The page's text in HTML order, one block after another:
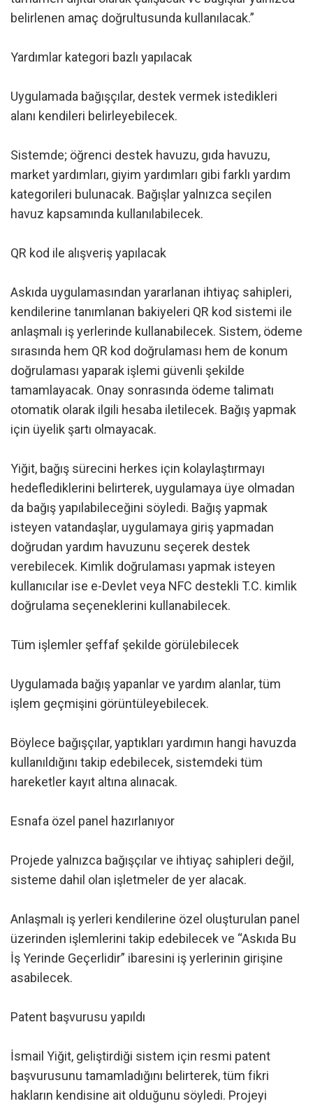
belirlenen amaç doğrultusunda kullanılacak.”
Yardımlar kategori bazlı yapılacak
Uygulamada bağışçılar, destek vermek istedikleri
alanı kendileri belirleyebilecek.
Sistemde; öğrenci destek havuzu, gıda havuzu,
market yardımları, giyim yardımları gibi farklı yardım
kategorileri bulunacak. Bağışlar yalnızca seçilen
havuz kapsamında kullanılabilecek.
QR kod ile alışveriş yapılacak
Askıda uygulamasından yararlanan ihtiyaç sahipleri,
kendilerine tanımlanan bakiyeleri QR kod sistemi ile
anlaşmalı iş yerlerinde kullanabilecek. Sistem, ödeme
sırasında hem QR kod doğrulaması hem de konum
doğrulaması yaparak işlemi güvenli şekilde
tamamlayacak. Onay sonrasında ödeme talimatı
otomatik olarak ilgili hesaba iletilecek. Bağış yapmak
için üyelik şartı olmayacak.
Yiğit, bağış sürecini herkes için kolaylaştırmayı
hedeflediklerini belirterek, uygulamaya üye olmadan
da bağış yapılabileceğini söyledi. Bağış yapmak
isteyen vatandaşlar, uygulamaya giriş yapmadan
doğrudan yardım havuzunu seçerek destek
verebilecek. Kimlik doğrulaması yapmak isteyen
kullanıcılar ise e-Devlet veya NFC destekli T.C. kimlik
doğrulama seçeneklerini kullanabilecek.
Tüm işlemler şeffaf şekilde görülebilecek
Uygulamada bağış yapanlar ve yardım alanlar, tüm
işlem geçmişini görüntüleyebilecek.
Böylece bağışçılar, yaptıkları yardımın hangi havuzda
kullanıldığını takip edebilecek, sistemdeki tüm
hareketler kayıt altına alınacak.
Esnafa özel panel hazırlanıyor
Projede yalnızca bağışçılar ve ihtiyaç sahipleri değil,
sisteme dahil olan işletmeler de yer alacak.
Anlaşmalı iş yerleri kendilerine özel oluşturulan panel
üzerinden işlemlerini takip edebilecek ve “Askıda Bu
İş Yerinde Geçerlidir” ibaresini iş yerlerinin girişine
asabilecek.
Patent başvurusu yapıldı
İsmail Yiğit, geliştirdiği sistem için resmi patent
başvurusunu tamamladığını belirterek, tüm fikri
hakların kendisine ait olduğunu söyledi. Projeyi